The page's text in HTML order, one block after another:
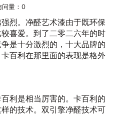
量： 0
烈。净醛艺术漆由于既环保
喜爱。到了二零二六年的时
是十分激烈的，十大品牌的
百利在那里面的表现是格外
利是相当厉害的。卡百利的
的技术。双引擎净醛技术可